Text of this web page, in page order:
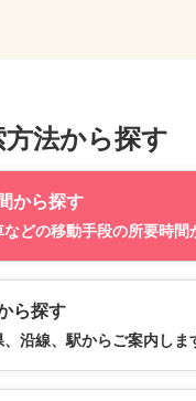
法から探す
から探す
などの移動手段の所要時間
ら探す
、沿線、駅からご案内しま